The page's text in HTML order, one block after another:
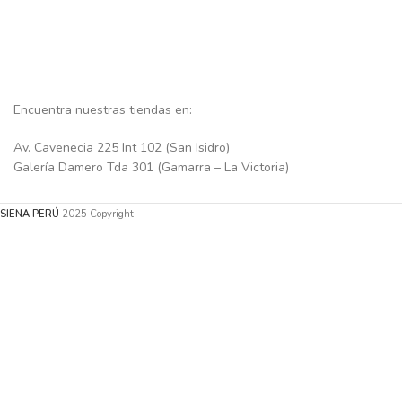
Encuentra nuestras tiendas en:
Av. Cavenecia 225 Int 102 (San Isidro)
Galería Damero Tda 301 (Gamarra – La Victoria)
SIENA PERÚ 2025 Copyright